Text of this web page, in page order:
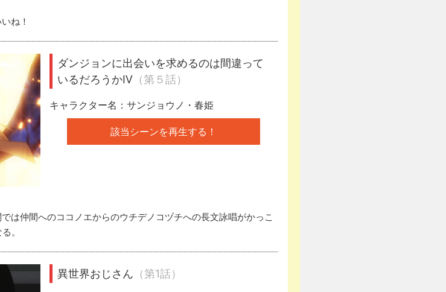
ね！
ダンジョンに出会いを求めるのは間違って
いるだろうかⅣ （第５話）
キャラクター名：サンジョウノ・春姫
該当シーンを再生する！
は仲間へのココノエからのウチデノコヅチへの長文詠唱がかっこ
。
異世界おじさん （第1話）